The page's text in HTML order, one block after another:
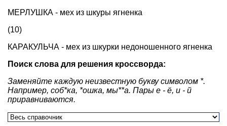
МЕРЛУШКА - мех из шкуры ягненка
(10)
КАРАКУЛЬЧА - мех из шкурки недоношенного ягненка
Поиск слова для решения кроссворда:
Заменяйте каждую неизвестную букву символом *.
Например, соб*ка, *ошка, мы**а. Пары е - ё, и - й
приравниваются.